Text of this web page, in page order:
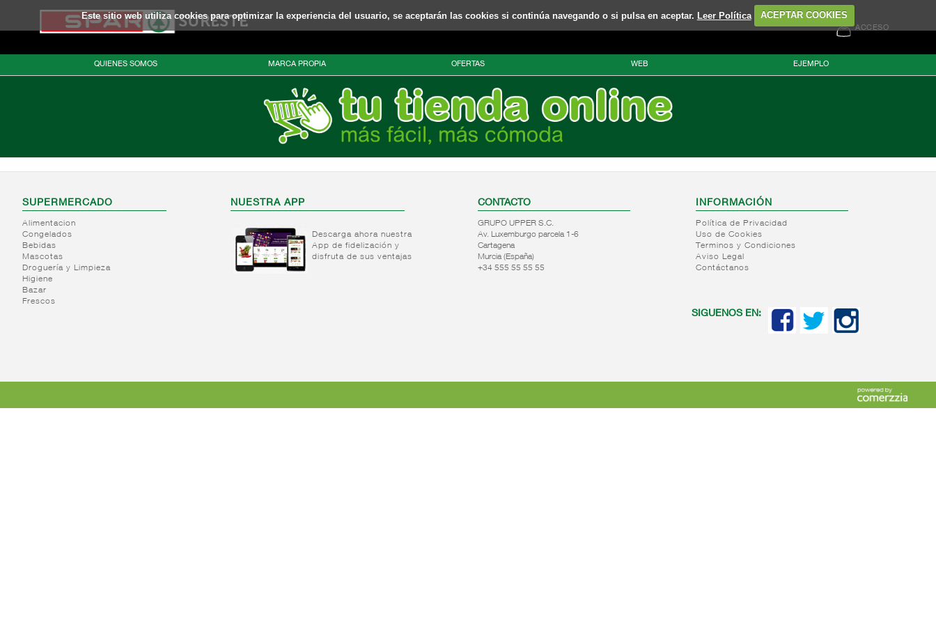
Este sitio web utiliza cookies para optimizar la experiencia del usuario, se aceptarán las cookies si continúa navegando o si pulsa en aceptar. Leer Política ACEPTAR COOKIES
ACCESO
QUIENES SOMOS MARCA PROPIA OFERTAS WEB EJEMPLO
SUPERMERCADO
Alimentacion
Congelados
Bebidas
Mascotas
Droguería y Limpieza
Higiene
Bazar
Frescos
NUESTRA APP
Descarga ahora nuestra
App de fidelización y
disfruta de sus ventajas
CONTACTO
GRUPO UPPER S.C.
Av. Luxemburgo parcela 1-6
Cartagena
Murcia (España)
+34 555 55 55 55
INFORMACIÓN
Política de Privacidad
Uso de Cookies
Terminos y Condiciones
Aviso Legal
Contáctanos
SIGUENOS EN: